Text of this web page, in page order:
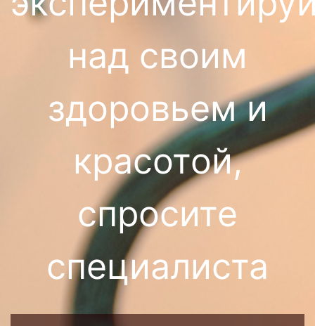
над своим
здоровьем и
красотой,
спросите
специалиста